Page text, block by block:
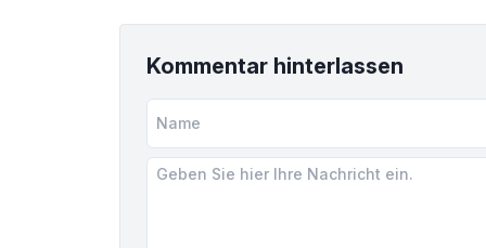
Kommentar hinterlassen